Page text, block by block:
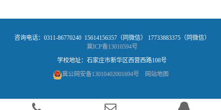
咨询电话：0311-86770240 15614156357（同微信） 17733883375（同微信）
冀ICP备13010594号
学校地址：石家庄市新华区西营西路108号
冀公网安备13010402001694号
网站地图